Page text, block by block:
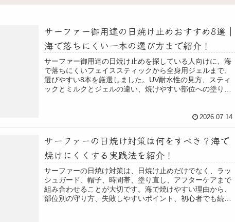
サーファー御用達の日焼け止めおすすめ8選｜
海で落ちにくい一本の選び方まで紹介！
サーファー御用達の日焼け止めを探している人向けに、海
で落ちにくいフェイススティックから全身用ジェルまで、
選びやすい8本を厳選しました。UV耐水性の見方、スティ
ックとミルクとジェルの違い、焼けやすい部位への塗り
2026.07.14
サーファーの日焼け対策は何をすべき？海で
焼けにくくする実践法を紹介！
サーファーの日焼け対策は、日焼け止めだけでなく、ラッ
シュガード、帽子、時間帯、塗り直し、アフターケアまで
組み合わせることが大切です。海で焼けやすい理由から、
部位別の守り方、失敗しやすいポイント、初心者でも続け